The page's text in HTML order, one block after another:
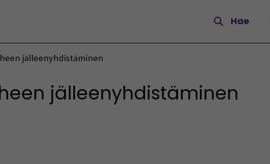
Hae
jälleenyhdistäminen
jälleenyhdistäminen